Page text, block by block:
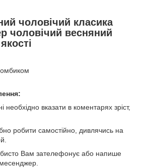
чоловічий класика
чоловічий весняний
необхідно вказати в коментарях зріст,
робити самостійно, дивлячись на
Вам зателефонує або напише